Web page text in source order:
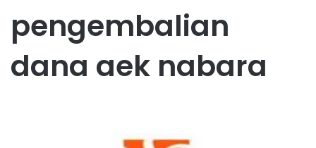
pengembalian
dana aek nabara